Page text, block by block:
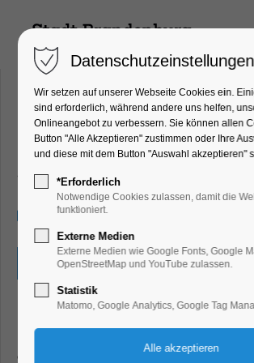
Quiz-Tour
Bildung, Vortrag, Ferienkalender,
Jugend, Mitmach-Aktion
08.02.2024, 10:00–17:30
Eintritt frei
Liebst du Geheimnisse? Brandenburg ist
Nimm die Fragezettel sowie einen Stift,
oder bis zu fünf Quiz-Touren kreuz und
Datenschutzeinstellungen
Wir setzen auf unserer Webseite Cookies ein.
sind erforderlich, während andere uns helfen,
Onlineangebot zu verbessern. Sie können allen
Button "Alle Akzeptieren" zustimmen oder Ihre
und diese mit dem Button "Auswahl akzeptieren"
*Erforderlich
Notwendige Cookies zulassen, damit die
funktioniert.
Externe Medien
Externe Medien wie Google Fonts, Google
OpenStreetMap und YouTube zulassen.
Statistik
Matomo, Google Analytics, Google Tag